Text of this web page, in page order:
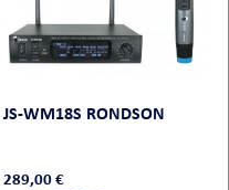
JS-WM18S RONDSON
289,00 €